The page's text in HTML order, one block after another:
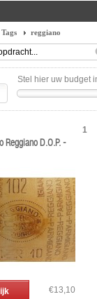
Tags reggiano
Stel hier uw budget
Reggiano D.O.P. -
€13,10
1